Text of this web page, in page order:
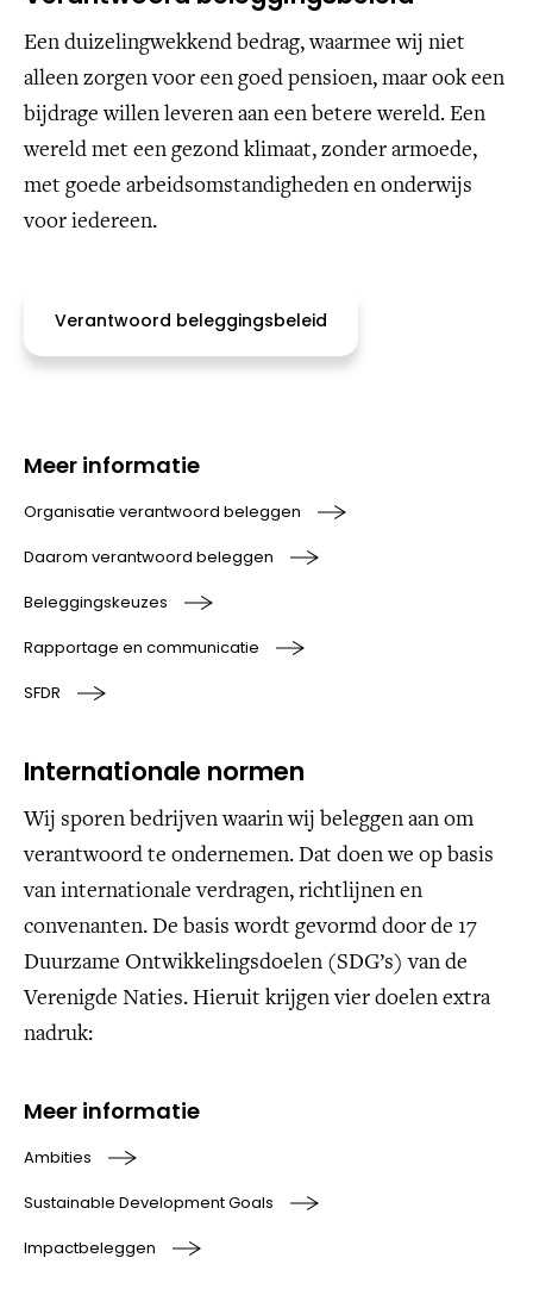
Een duizelingwekkend bedrag, waarmee wij niet
alleen zorgen voor een goed pensioen, maar ook een
bijdrage willen leveren aan een betere wereld. Een
wereld met een gezond klimaat, zonder armoede,
met goede arbeidsomstandigheden en onderwijs
voor iedereen.
Verantwoord beleggingsbeleid
Meer informatie
Organisatie verantwoord beleggen
Daarom verantwoord beleggen
Beleggingskeuzes
Rapportage en communicatie
SFDR
Internationale normen
Wij sporen bedrijven waarin wij beleggen aan om
verantwoord te ondernemen. Dat doen we op basis
van internationale verdragen, richtlijnen en
convenanten. De basis wordt gevormd door de 17
Duurzame Ontwikkelingsdoelen (SDG’s) van de
Verenigde Naties. Hieruit krijgen vier doelen extra
nadruk:
Meer informatie
Ambities
Sustainable Development Goals
Impactbeleggen